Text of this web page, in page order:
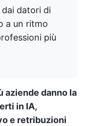
datori di
a un ritmo
più
aziende danno la
in IA,
e retribuzioni